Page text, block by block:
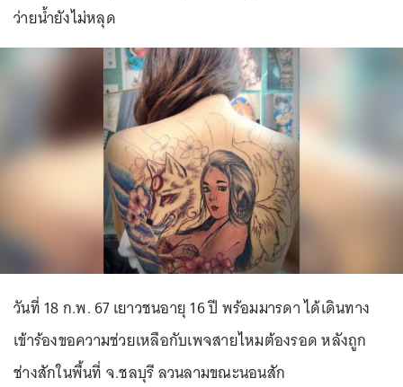
ว่ายน้ำยังไม่หลุด
วันที่ 18 ก.พ. 67 เยาวชนอายุ 16 ปี พร้อมมารดา ได้เดินทาง
เข้าร้องขอความช่วยเหลือกับเพจสายไหมต้องรอด หลังถูก
ช่างสักในพื้นที่ จ.ชลบุรี ลวนลามขณะนอนสัก